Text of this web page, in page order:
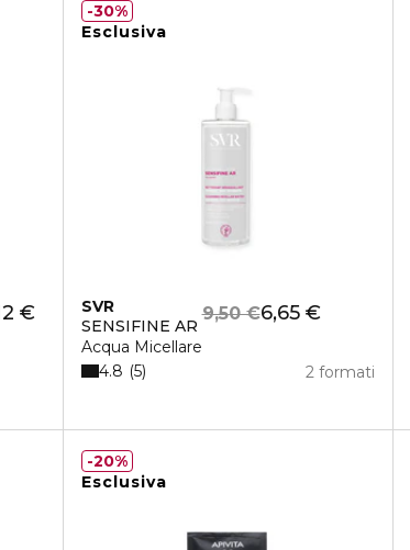
€
Esclusiva
SVR
SENSIFINE AR
Acqua Micellare
6,65 €
9,50 €
2 formati
4.8 5
30%
Esclusiva
20%